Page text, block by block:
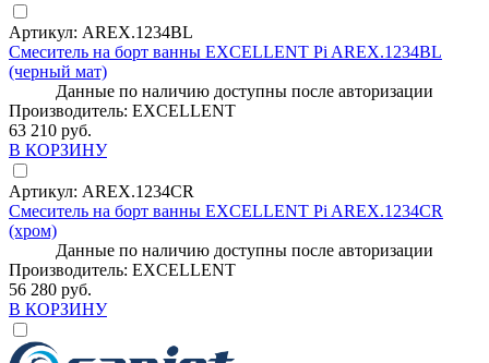
Артикул: AREX.1234BL
Смеситель на борт ванны EXCELLENT Pi AREX.1234BL
(черный мат)
Данные по наличию доступны после авторизации
Производитель: EXCELLENT
63 210 руб.
В КОРЗИНУ
Артикул: AREX.1234CR
Смеситель на борт ванны EXCELLENT Pi AREX.1234CR
(хром)
Данные по наличию доступны после авторизации
Производитель: EXCELLENT
56 280 руб.
В КОРЗИНУ